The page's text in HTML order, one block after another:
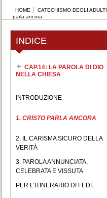
HOME CATECHISMO DEGLI ADULTI
parla ancora
INDICE
CAP.14: LA PAROLA DI DIO
NELLA CHIESA
INTRODUZIONE
1. CRISTO PARLA ANCORA
2. IL CARISMA SICURO DELLA
VERITÀ
3. PAROLA ANNUNCIATA,
CELEBRATA E VISSUTA
PER L’ITINERARIO DI FEDE